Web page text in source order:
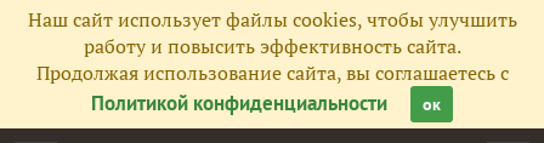
Наш сайт использует файлы cookies, чтобы улучшить
работу и повысить эффективность сайта.
Продолжая использование сайта, вы соглашаетесь с
Политикой конфиденциальности
ок